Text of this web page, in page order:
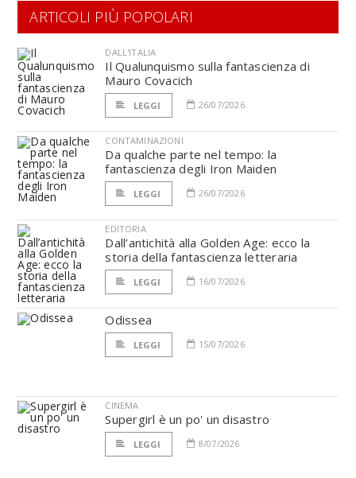
ARTICOLI PIÙ POPOLARI
DALL'ITALIA
Il Qualunquismo sulla fantascienza di
Mauro Covacich
LEGGI 26/07/2026
CONTAMINAZIONI
Da qualche parte nel tempo: la
fantascienza degli Iron Maiden
LEGGI 26/07/2026
EDITORIA
Dall’antichità alla Golden Age: ecco la
storia della fantascienza letteraria
LEGGI 16/07/2026
Odissea
LEGGI 15/07/2026
CINEMA
Supergirl è un po' un disastro
LEGGI 8/07/2026